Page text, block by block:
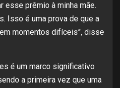
esse prêmio à minha mãe.
Isso é uma prova de que a
momentos difíceis”, disse
é um marco significativo
a primeira vez que uma